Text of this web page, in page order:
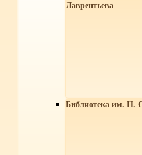
Лаврентьева
Библиотека им. Н.